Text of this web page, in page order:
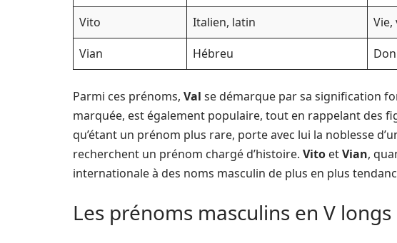
Vito
Italien, latin
Vie,
Vian
Hébreu
Parmi ces prénoms, Val se démarque par sa signification
marquée, est également populaire, tout en rappelant des
qu’étant un prénom plus rare, porte avec lui la noblesse
recherchent un prénom chargé d’histoire. Vito etVian,
internationale à des noms masculin de plus en plus
Les prénoms masculins en V